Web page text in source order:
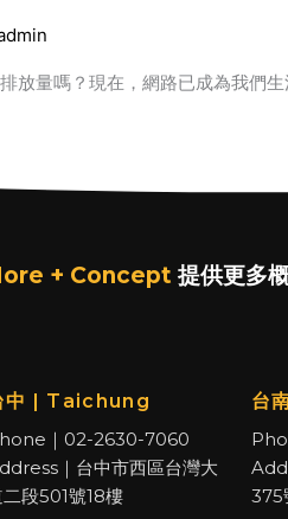
量嗎？現在，網路已成為我們生
+ Concept 提供更多
中 | Taichung
｜02-2630-7060
｜台中市西區台灣大
段501號18樓
台
375